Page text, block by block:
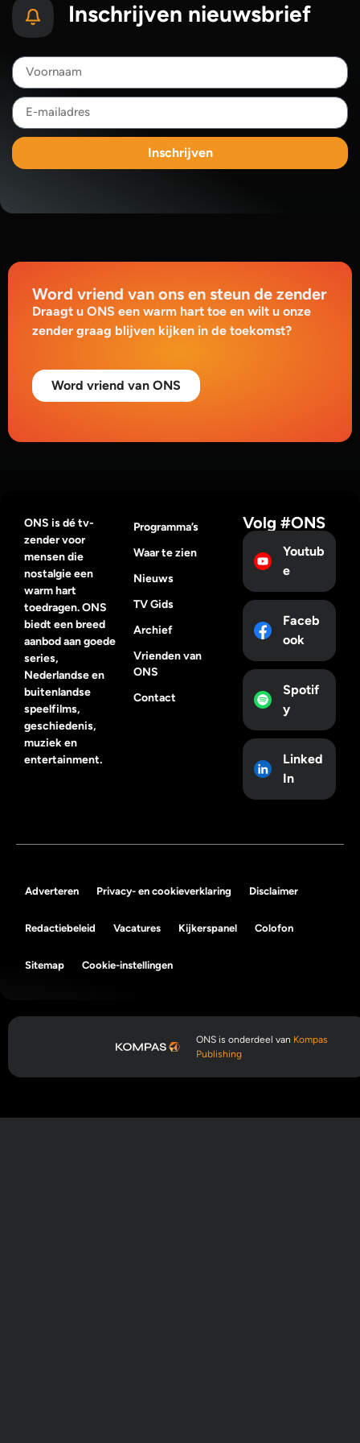
Inschrijven nieuwsbrief
Inschrijven
Word vriend van ons en steun de zender
Draagt u ONS een warm hart toe en wilt u onze
zender graag blijven kijken in de toekomst?
Word vriend van ONS
ONS is dé tv-
zender voor
mensen die
nostalgie een
warm hart
toedragen. ONS
biedt een breed
aanbod aan goede
series,
Nederlandse en
buitenlandse
speelfilms,
geschiedenis,
muziek en
entertainment.
Programma’s
Waar te zien
Nieuws
TV Gids
Archief
Vrienden van
ONS
Contact
Volg #ONS
Youtub
e
Faceb
ook
Spotif
y
Linked
In
Adverteren Privacy- en cookieverklaring Disclaimer
Redactiebeleid Vacatures Kijkerspanel Colofon
Sitemap Cookie-instellingen
ONS is onderdeel van Kompas
Publishing